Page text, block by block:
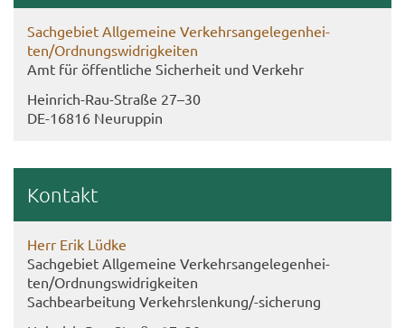
Sach­ge­biet All­ge­mei­ne Ver­kehrs­an­ge­le­gen­hei­
ten/Ord­nungs­wid­rig­kei­ten
Amt für öf­fent­li­che Si­cher­heit und Ver­kehr
Heinrich-​Rau-Straße 27–30
DE-​16816 Neu­rup­pin
Kon­takt
Herr Erik Lüdke
Sach­ge­biet All­ge­mei­ne Ver­kehrs­an­ge­le­gen­hei­
ten/Ord­nungs­wid­rig­kei­ten
Sach­be­ar­bei­tung Ver­kehrs­len­kung/-​sicherung